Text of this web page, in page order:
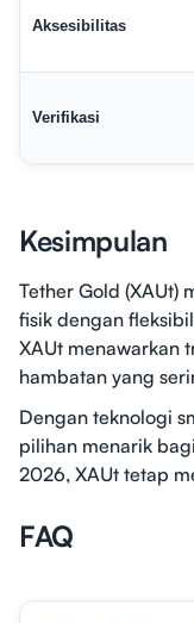
Aksesibilitas
Verifikasi
Kesimpulan
Tether Gold (XAUt)
fisik dengan
XAUt menawarkan
hambatan yang
Dengan teknologi
pilihan menarik
2026, XAUt tetap
FAQ